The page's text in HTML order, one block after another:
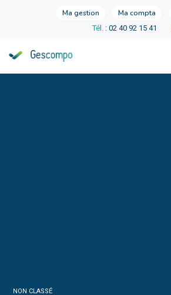
Ma gestion Ma compta
Tél. : 02 40 92 15 41
NON CLASSÉ